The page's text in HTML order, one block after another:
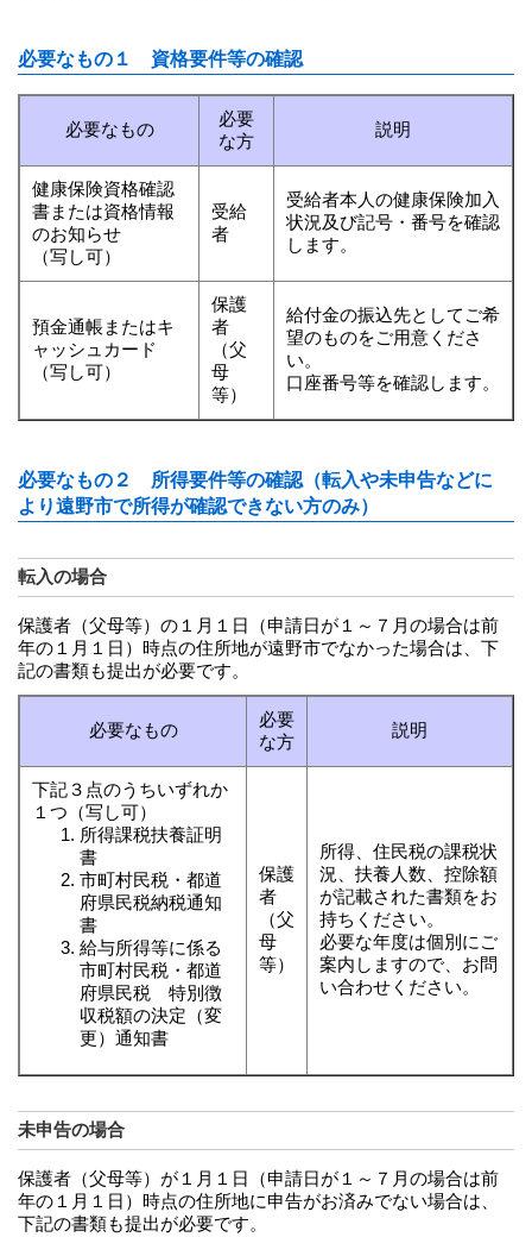
必要なもの１ 資格要件等の確認
必要なもの
必要
な方
説明
健康保険資格確認
書または資格情報
のお知らせ
（写し可）
受給
者
受給者本人の健康保険加入
状況及び記号・番号を確認
します。
預金通帳またはキ
ャッシュカード
（写し可）
保護
者
（父
母
等）
給付金の振込先としてご希
望のものをご用意くださ
い。
口座番号等を確認します。
必要なもの２ 所得要件等の確認（転入や未申告などに
より遠野市で所得が確認できない方のみ）
転入の場合
保護者（父母等）の１月１日（申請日が１～７月の場合は前
年の１月１日）時点の住所地が遠野市でなかった場合は、下
記の書類も提出が必要です。
必要なもの
必要
な方
説明
下記３点のうちいずれか
１つ（写し可）
所得課税扶養証明
書
市町村民税・都道
府県民税納税通知
書
給与所得等に係る
市町村民税・都道
府県民税 特別徴
収税額の決定（変
更）通知書
保護
者
（父
母
等）
所得、住民税の課税状
況、扶養人数、控除額
が記載された書類をお
持ちください。
必要な年度は個別にご
案内しますので、お問
い合わせください。
未申告の場合
保護者（父母等）が１月１日（申請日が１～７月の場合は前
年の１月１日）時点の住所地に申告がお済みでない場合は、
下記の書類も提出が必要です。